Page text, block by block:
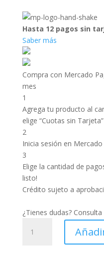
Hasta 12 pagos sin
Saber más
Compra con Mercado
mes
1
Agrega tu producto al
elige “Cuotas sin
2
Inicia sesión en Mercado
3
Elige la cantidad de
listo!
Crédito sujeto a
¿Tienes dudas?
Art-